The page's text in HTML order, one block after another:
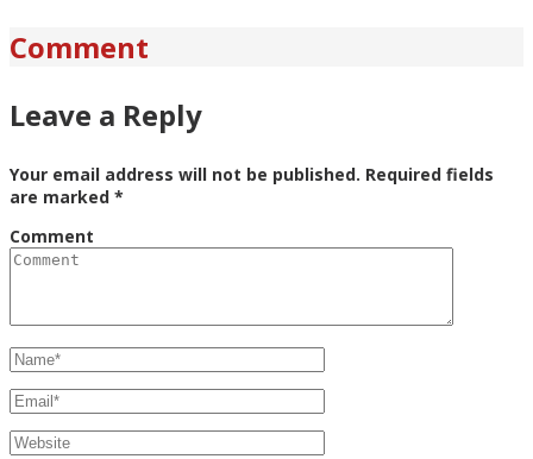
Comment
Leave a Reply
Your email address will not be published. Required fields
are marked *
Comment